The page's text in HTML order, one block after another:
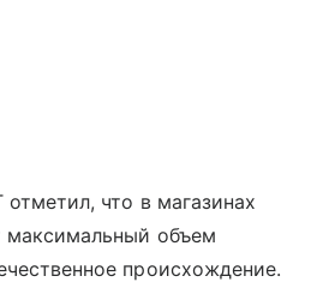
что в магазинах
объем
происхождение.